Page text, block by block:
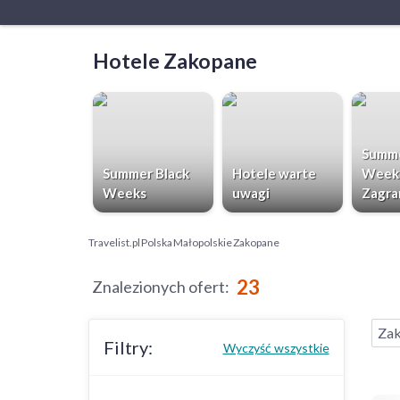
Hotele Zakopane
Summer Black
Weeks
Hotele warte
uwagi
Travelist.plPolskaMałopolskieZakopane
Znalezionych ofert: 23
Filtry: Wyczyść wszystkie